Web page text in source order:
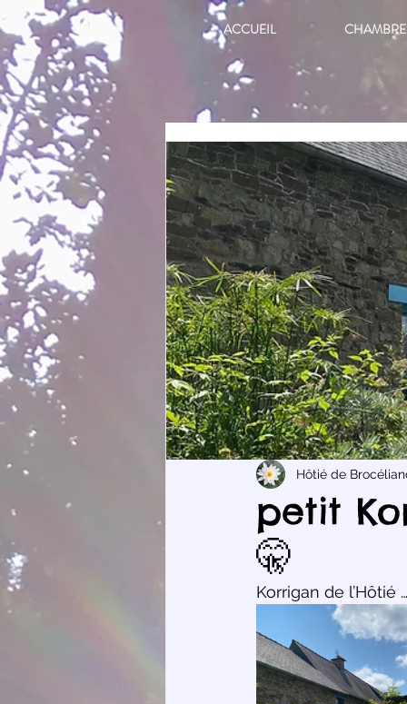
ACCUEIL
petit
🤫
Hôtié de
Korrigan de l’Hôtié